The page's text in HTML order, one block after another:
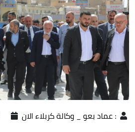
عماد بعو _ وكالة كربلاء الان